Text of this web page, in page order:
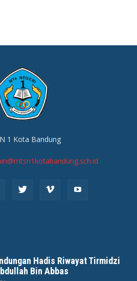
1 Kota Bandung
Hadis Riwayat Tirmidzi
Bin Abbas